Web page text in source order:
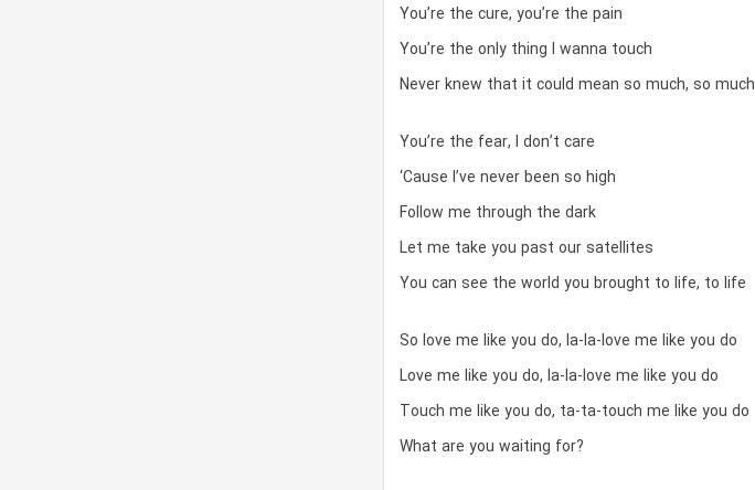
You’re the cure, you’re the pain
You’re the only thing I wanna touch
Never knew that it could mean so much, so much
You’re the fear, I don’t care
‘Cause I’ve never been so high
Follow me through the dark
Let me take you past our satellites
You can see the world you brought to life, to life
So love me like you do, la-la-love me like you do
Love me like you do, la-la-love me like you do
Touch me like you do, ta-ta-touch me like you do
What are you waiting for?